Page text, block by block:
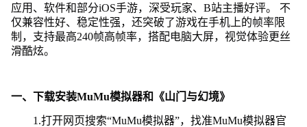
应用、软件和部分iOS手游，深受玩家、B站主播好评。 不
仅兼容性好、稳定性强，还突破了游戏在手机上的帧率限
制，支持最高240帧高帧率，搭配电脑大屏，视觉体验更丝
滑酷炫。
一、下载安装MuMu模拟器和《山门与幻境》
1.打开网页搜索“MuMu模拟器”，找准MuMu模拟器官